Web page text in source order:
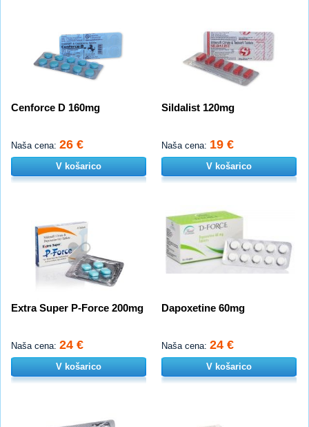
Cenforce D 160mg
Naša cena: 26 €
V košarico
Sildalist 120mg
Naša cena: 19 €
V košarico
Extra Super P-Force 200mg
Naša cena: 24 €
V košarico
Dapoxetine 60mg
Naša cena: 24 €
V košarico